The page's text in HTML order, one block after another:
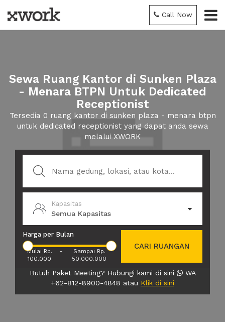
Call Now
Sewa Ruang Kantor di Sunken Plaza
- Menara BTPN Untuk Dedicated
Receptionist
Tersedia 0 ruang kantor di sunken plaza - menara btpn
untuk dedicated receptionist yang dapat anda sewa
melalui XWORK
Kapasitas
Semua Kapasitas
Harga per Bulan
Mulai Rp.
100.000
-
Sampai Rp.
50.000.000
CARI RUANGAN
Butuh Paket Meeting? Hubungi kami di sini
WA
+62-812-8900-4848 atau Klik di sini